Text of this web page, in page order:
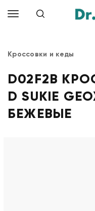
Кроссовки и кеды
D02F2B
D SUKIE
БЕЖЕВЫЕ